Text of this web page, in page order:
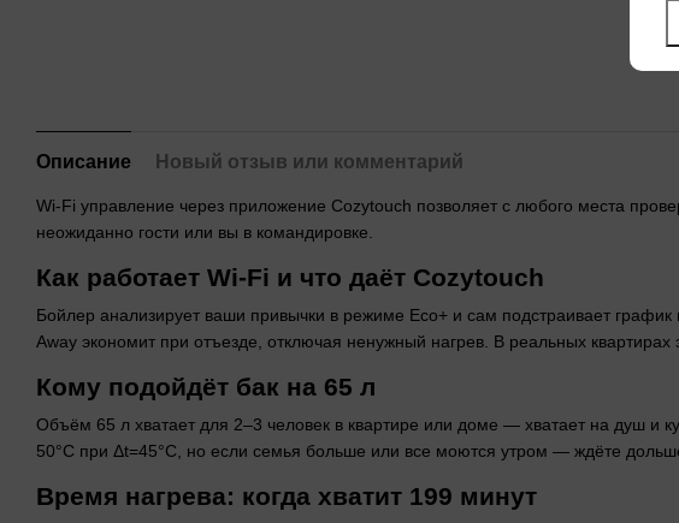
Описание Новый отзыв или комментарий
Wi-Fi управление через приложение Cozytouch позволяет с любого места
неожиданно гости или вы в командировке.
Как работает Wi-Fi и что даёт Cozytouch
Бойлер анализирует ваши привычки в режиме Eco+ и сам подстраивает
Away экономит при отъезде, отключая ненужный нагрев. В реальных
Кому подойдёт бак на 65 л
Объём 65 л хватает для 2–3 человек в квартире или доме — хватает на душ и
50°C при Δt=45°C, но если семья больше или все моются утром — ждёте
Время нагрева: когда хватит 199 минут